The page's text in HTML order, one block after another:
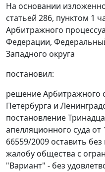
На основании
статьей 286, пунктом 1
Арбитражного
Федерации,
Западного округа
постановил:
решение Арбитражного
Петербурга и
постановление
апелляционного суда от
66559/2009 оставить
жалобу общества с
"Вариант" - без